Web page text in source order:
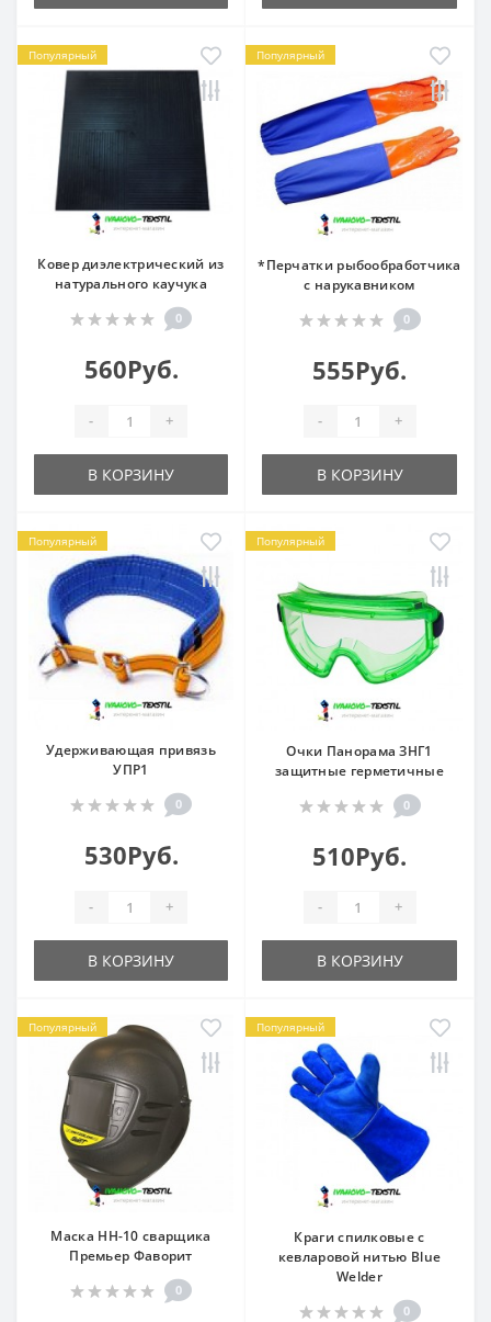
Популярный
Ковер диэлектрический из
натурального каучука
0
560Руб.
- +
В КОРЗИНУ
Популярный
*Перчатки рыбообработчика
с нарукавником
0
555Руб.
- +
В КОРЗИНУ
Популярный
Удерживающая привязь
УПР1
0
530Руб.
- +
В КОРЗИНУ
Популярный
Очки Панорама ЗНГ1
защитные герметичные
0
510Руб.
- +
В КОРЗИНУ
Популярный
Маска НН-10 сварщика
Премьер Фаворит
0
Популярный
Краги спилковые с
кевларовой нитью Blue
Welder
0